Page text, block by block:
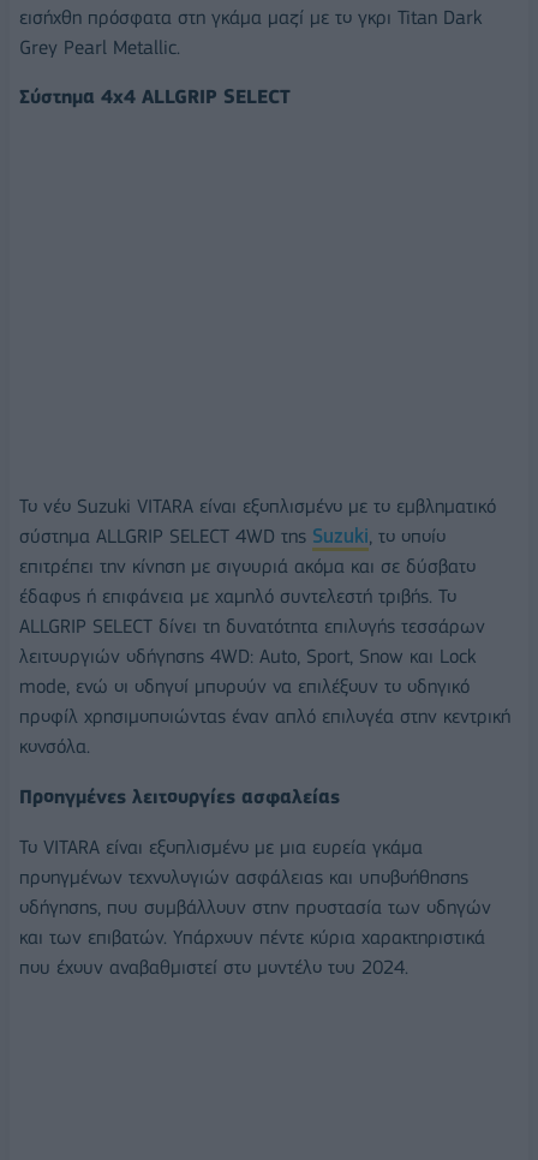
εισήχθη πρόσφατα στη γκάμα μαζί με το γκρι Titan Dark
Grey Pearl Metallic.
Σύστημα 4x4 ALLGRIP SELECT
Το νέο Suzuki VITARA είναι εξοπλισμένο με το εμβληματικό
σύστημα ALLGRIP SELECT 4WD της Suzuki, το οποίο
επιτρέπει την κίνηση με σιγουριά ακόμα και σε δύσβατο
έδαφος ή επιφάνεια με χαμηλό συντελεστή τριβής. Το
ALLGRIP SELECT δίνει τη δυνατότητα επιλογής τεσσάρων
λειτουργιών οδήγησης 4WD: Auto, Sport, Snow και Lock
mode, ενώ οι οδηγοί μπορούν να επιλέξουν το οδηγικό
προφίλ χρησιμοποιώντας έναν απλό επιλογέα στην κεντρική
κονσόλα.
Προηγμένες λειτουργίες ασφαλείας
Το VITARA είναι εξοπλισμένο με μια ευρεία γκάμα
προηγμένων τεχνολογιών ασφάλειας και υποβοήθησης
οδήγησης, που συμβάλλουν στην προστασία των οδηγών
και των επιβατών. Υπάρχουν πέντε κύρια χαρακτηριστικά
που έχουν αναβαθμιστεί στο μοντέλο του 2024.